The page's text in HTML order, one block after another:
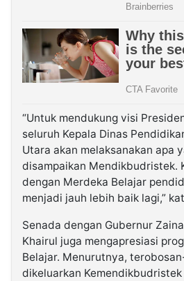
“Untuk mendukung visi
seluruh Kepala Dinas
Utara akan melaksanakan apa
disampaikan Mendikbudristek.
dengan Merdeka Belajar
menjadi jauh lebih baik lagi,”
Senada dengan Gubernur
Khairul juga mengapresiasi
Belajar. Menurutnya,
dikeluarkan